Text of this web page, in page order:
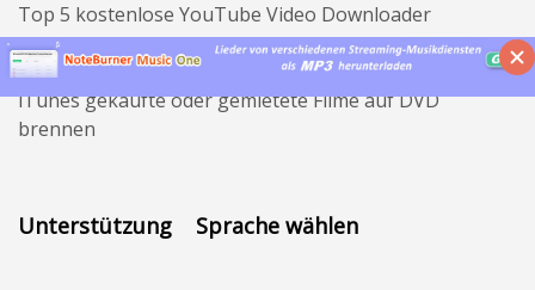
Top 5 kostenlose YouTube Video Downloader
Musik von YouTube kostenlos herunterladen
iTunes gekaufte oder gemietete Filme auf DVD
brennen
Unterstützung Sprache wählen